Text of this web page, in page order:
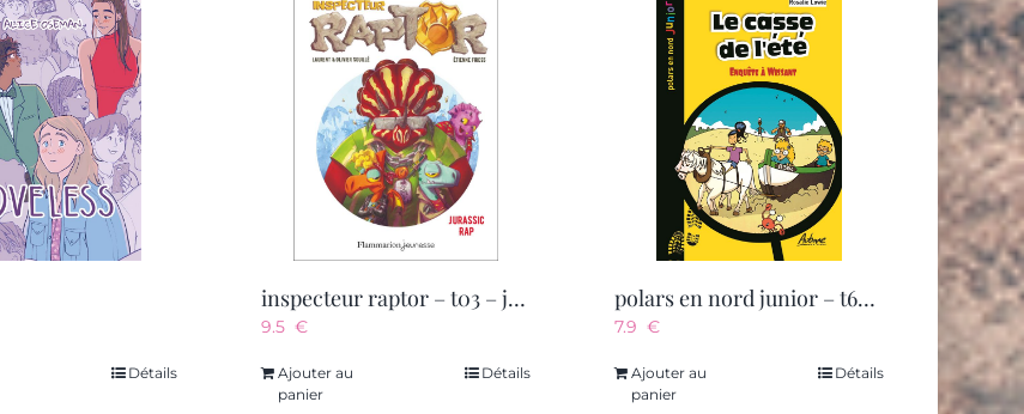
Détails
inspecteur raptor – t03 – jurassic rap
9.5 €
Ajouter au
panier
Détails
polars en nord junior – t66 – le casse de l’ete – enquete a wissant
7.9 €
Ajouter au
panier
Détails